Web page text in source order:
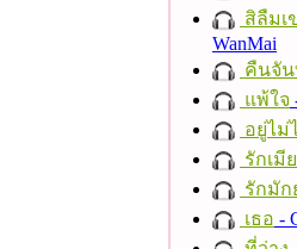
สิลืมเ
WanMai
คืนจั
แพ้ใจ
อยู่ไม่
รักเมี
รักมัก
เธอ -